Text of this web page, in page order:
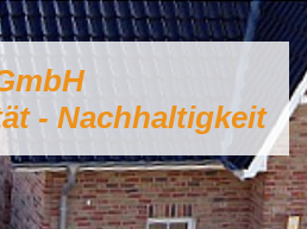
- Nachhaltigkeit